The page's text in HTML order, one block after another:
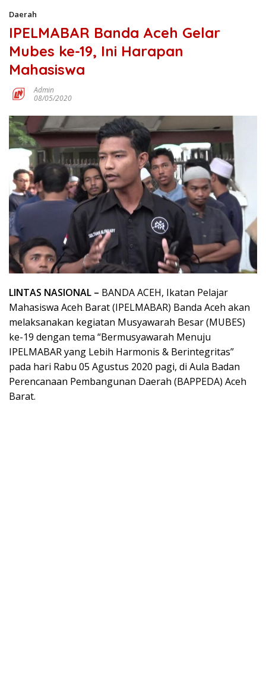
Daerah
IPELMABAR Banda Aceh Gelar
Mubes ke-19, Ini Harapan
Mahasiswa
Admin
08/05/2020
LINTAS NASIONAL – BANDA ACEH, Ikatan Pelajar
Mahasiswa Aceh Barat (IPELMABAR) Banda Aceh akan
melaksanakan kegiatan Musyawarah Besar (MUBES)
ke-19 dengan tema “Bermusyawarah Menuju
IPELMABAR yang Lebih Harmonis & Berintegritas”
pada hari Rabu 05 Agustus 2020 pagi, di Aula Badan
Perencanaan Pembangunan Daerah (BAPPEDA) Aceh
Barat.